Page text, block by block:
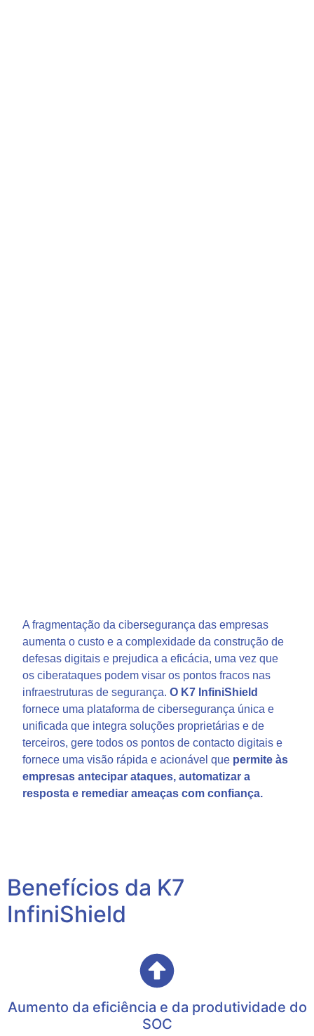
A fragmentação da cibersegurança das empresas
aumenta o custo e a complexidade da construção de
defesas digitais e prejudica a eficácia, uma vez que
os ciberataques podem visar os pontos fracos nas
infraestruturas de segurança. O K7 InfiniShield
fornece uma plataforma de cibersegurança única e
unificada que integra soluções proprietárias e de
terceiros, gere todos os pontos de contacto digitais e
fornece uma visão rápida e acionável que permite às
empresas antecipar ataques, automatizar a
resposta e remediar ameaças com confiança.
Benefícios da K7
InfiniShield
Aumento da eficiência e da produtividade do
SOC